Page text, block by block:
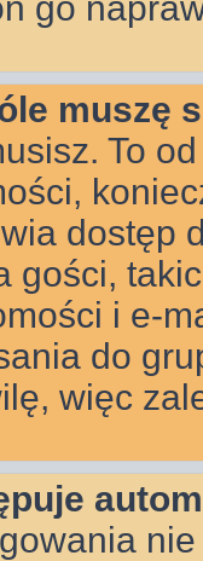
muszę
To
dostęp
gości,
i e-
do
więc